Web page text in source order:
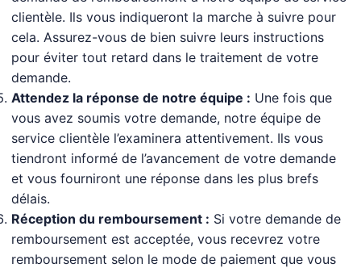
clientèle. Ils vous indiqueront la marche à suivre pour
cela. Assurez-vous de bien suivre leurs instructions
pour éviter tout retard dans le traitement de votre
demande.
Attendez la réponse de notre équipe : Une fois que
vous avez soumis votre demande, notre équipe de
service clientèle l’examinera attentivement. Ils vous
tiendront informé de l’avancement de votre demande
et vous fourniront une réponse dans les plus brefs
délais.
Réception du remboursement : Si votre demande de
remboursement est acceptée, vous recevrez votre
remboursement selon le mode de paiement que vous